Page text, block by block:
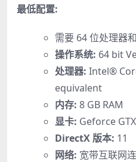
最低配置:
需要 64 位处理器
操作系统: 64 bit
处理器: Intel®
equivalent
内存: 8 GB RAM
显卡: Geforce
DirectX 版本: 11
网络: 宽带互联网